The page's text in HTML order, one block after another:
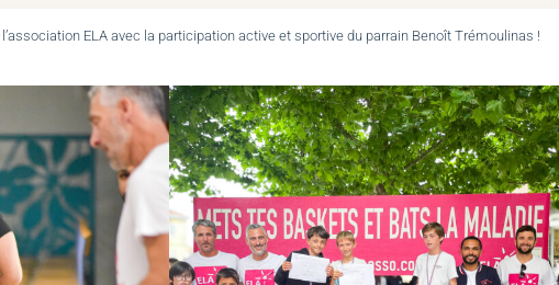
ELA avec la participation active et sportive du parrain Benoît Trémoulinas !